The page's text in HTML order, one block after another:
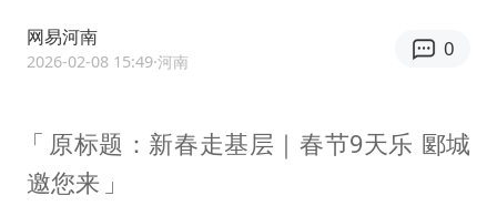
OpenAI为免费用户升级GPT-5.6 Luna
21楼高空抛物嫌疑人被拘留
网易河南
2026-02-08 15:49·河南
0
原标题：新春走基层｜春节9天乐 郾城
邀您来